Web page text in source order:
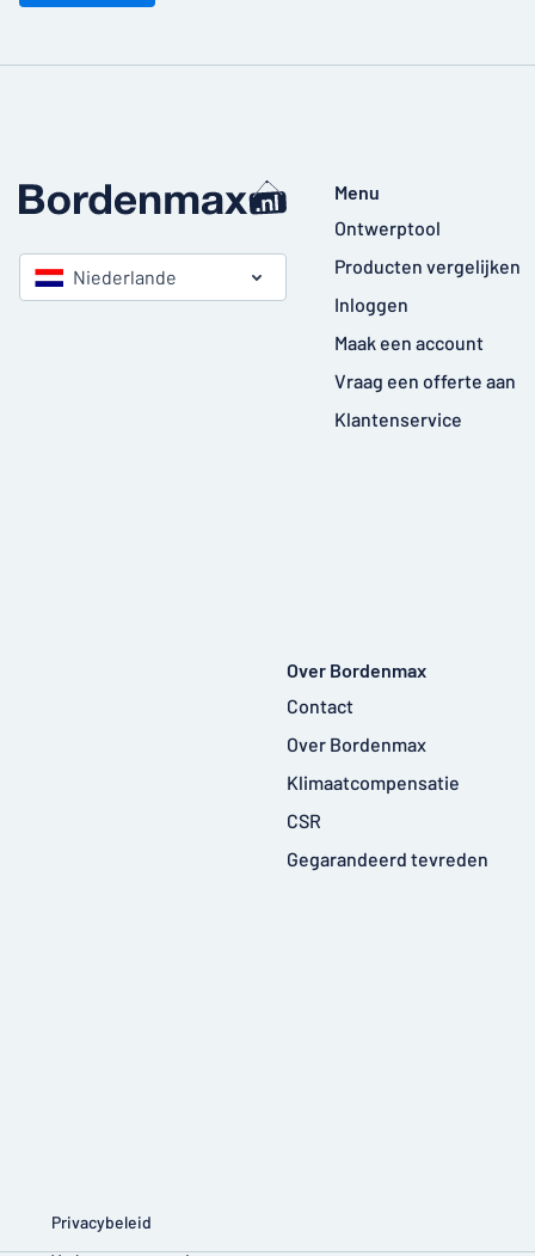
Niederlande
Menu
Ontwerptool
Producten vergelijken
Inloggen
Maak een account
Vraag een offerte aan
Klantenservice
Over Bordenmax
Contact
Over Bordenmax
Klimaatcompensatie
CSR
Gegarandeerd tevreden
Privacybeleid